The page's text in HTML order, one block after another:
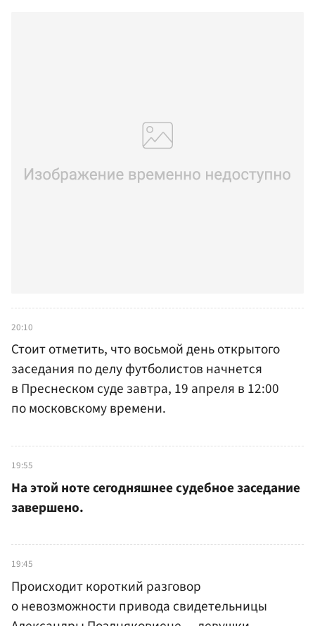
20:10
Стоит отметить, что восьмой день открытого
заседания по делу футболистов начнется
в Преснеском суде завтра, 19 апреля в 12:00
по московскому времени.
19:55
На этой ноте сегодняшнее судебное заседание
завершено.
19:45
Происходит короткий разговор
о невозможности привода свидетельницы